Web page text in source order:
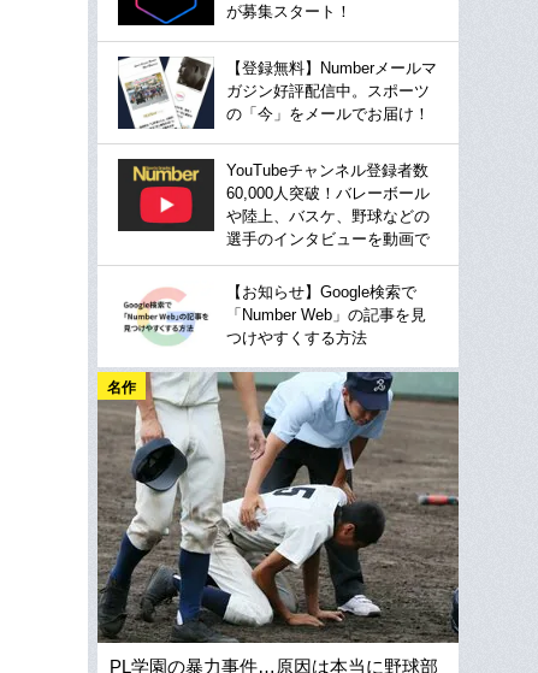
が募集スタート！
【登録無料】Numberメールマ
ガジン好評配信中。スポーツ
の「今」をメールでお届け！
YouTubeチャンネル登録者数
60,000人突破！バレーボール
や陸上、バスケ、野球などの
選手のインタビューを動画で
【お知らせ】Google検索で
「Number Web」の記事を見
つけやすくする方法
名作
PL学園の暴力事件…原因は本当に野球部